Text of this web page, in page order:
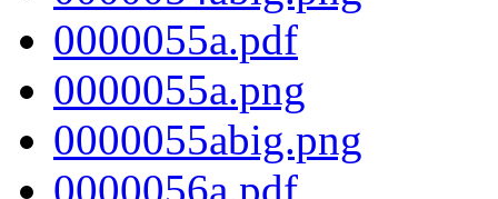
0000055a.pdf
0000055a.png
0000055abig.png